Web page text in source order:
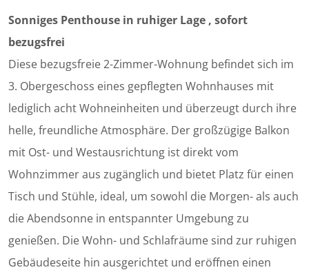
Sonniges Penthouse in ruhiger Lage , sofort
bezugsfrei
Diese bezugsfreie 2-Zimmer-Wohnung befindet sich im
3. Obergeschoss eines gepflegten Wohnhauses mit
lediglich acht Wohneinheiten und überzeugt durch ihre
helle, freundliche Atmosphäre. Der großzügige Balkon
mit Ost- und Westausrichtung ist direkt vom
Wohnzimmer aus zugänglich und bietet Platz für einen
Tisch und Stühle, ideal, um sowohl die Morgen- als auch
die Abendsonne in entspannter Umgebung zu
genießen. Die Wohn- und Schlafräume sind zur ruhigen
Gebäudeseite hin ausgerichtet und eröffnen einen